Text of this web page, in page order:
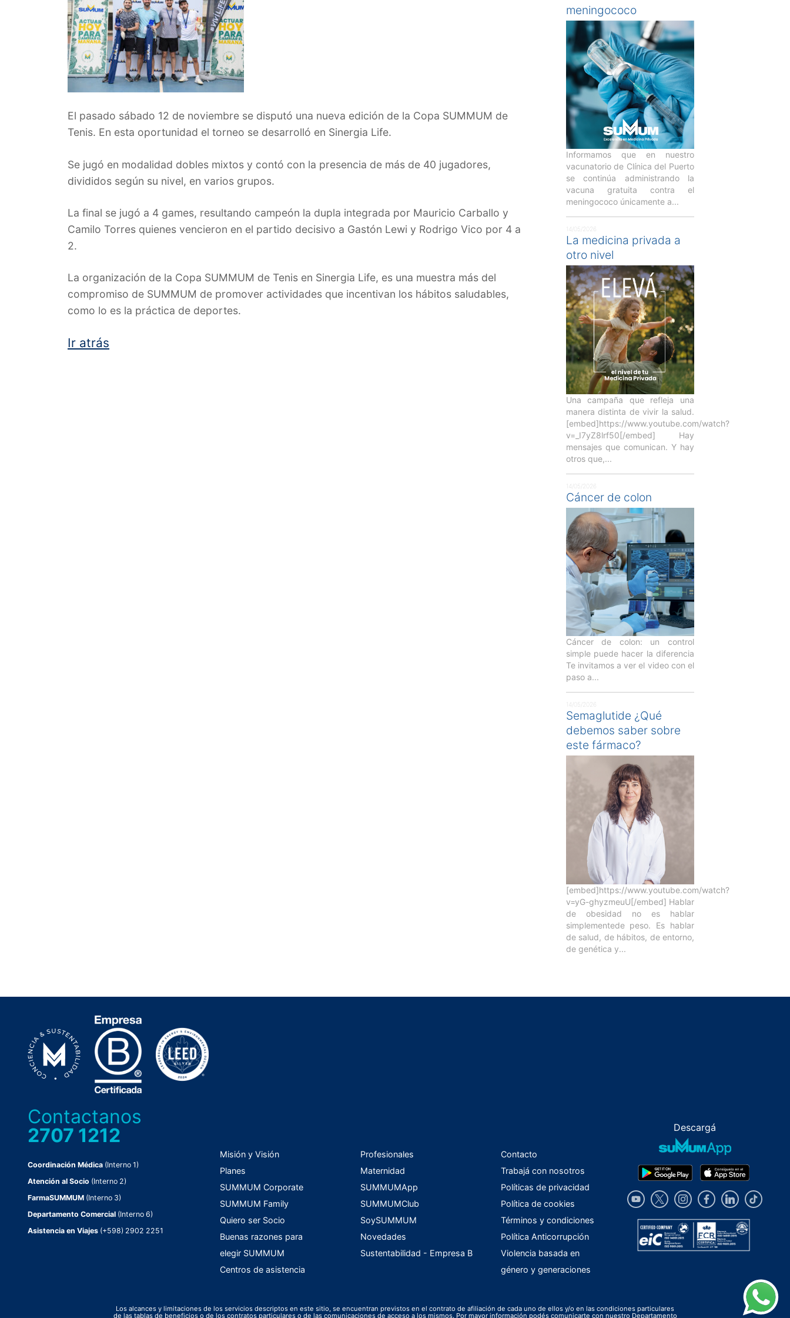
El pasado sábado 12 de noviembre se disputó una nueva edición de la Copa SUMMUM de
Tenis. En esta oportunidad el torneo se desarrolló en Sinergia Life.
Se jugó en modalidad dobles mixtos y contó con la presencia de más de 40 jugadores,
divididos según su nivel, en varios grupos.
La final se jugó a 4 games, resultando campeón la dupla integrada por Mauricio Carballo y
Camilo Torres quienes vencieron en el partido decisivo a Gastón Lewi y Rodrigo Vico por 4 a
2.
La organización de la Copa SUMMUM de Tenis en Sinergia Life, es una muestra más del
compromiso de SUMMUM de promover actividades que incentivan los hábitos saludables,
como lo es la práctica de deportes.
Ir atrás
meningococo
Informamos que en nuestro
vacunatorio de Clínica del Puerto
se continúa administrando la
vacuna gratuita contra el
meningococo únicamente a...
14/05/2026
La medicina privada a
otro nivel
Una campaña que refleja una
manera distinta de vivir la salud.
[embed]https://www.youtube.com/watch?
v=_I7yZ8lrf50[/embed] Hay
mensajes que comunican. Y hay
otros que,...
14/05/2026
Cáncer de colon
Cáncer de colon: un control
simple puede hacer la diferencia
Te invitamos a ver el video con el
paso a...
14/05/2026
Semaglutide ¿Qué
debemos saber sobre
este fármaco?
[embed]https://www.youtube.com/watch?
v=yG-ghyzmeuU[/embed] Hablar
de obesidad no es hablar
simplementede peso. Es hablar
de salud, de hábitos, de entorno,
de genética y...
Contactanos
2707 1212
Coordinación Médica (Interno 1)
Atención al Socio (Interno 2)
FarmaSUMMUM (Interno 3)
Departamento Comercial (Interno 6)
Asistencia en Viajes (+598) 2902 2251
Misión y Visión
Planes
SUMMUM Corporate
SUMMUM Family
Quiero ser Socio
Buenas razones para
elegir SUMMUM
Centros de asistencia
Profesionales
Maternidad
SUMMUMApp
SUMMUMClub
SoySUMMUM
Novedades
Sustentabilidad - Empresa B
Contacto
Trabajá con nosotros
Políticas de privacidad
Política de cookies
Términos y condiciones
Política Anticorrupción
Violencia basada en
género y generaciones
Descargá
Los alcances y limitaciones de los servicios descriptos en este sitio, se encuentran previstos en el contrato de afiliación de cada uno de ellos y/o en las condiciones particulares
de las tablas de beneficios o de los contratos particulares o de las comunicaciones de acceso a los mismos. Por mayor información podés comunicarte con nuestro Departamento